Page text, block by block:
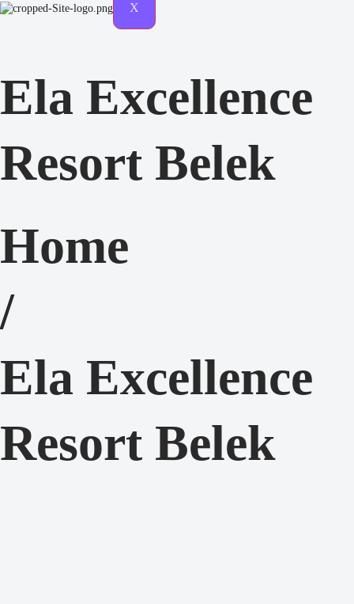
X
Ela Excellence
Resort Belek
Home
/
Ela Excellence
Resort Belek